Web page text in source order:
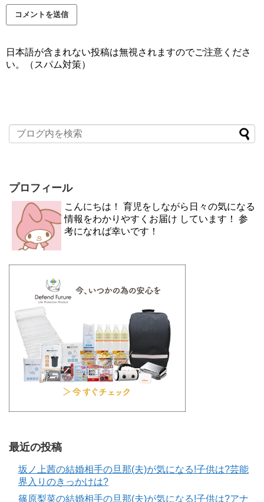
日本語が含まれない投稿は無視されますのでご注意くださ
い。（スパム対策）
プロフィール
こんにちは！ 育児をしながら日々の気になる
情報をわかりやすくお届け しています！ 参
考になれば幸いです！
最近の投稿
坂ノ上茜の結婚相手の旦那(夫)が気になる!子供は?芸能
界入りのきっかけは?
篠原梨菜の結婚相手の旦那(夫)が気になる!子供は?アナ